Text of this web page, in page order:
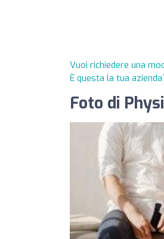
Vuoi richiedere una
È questa la tua
Foto di